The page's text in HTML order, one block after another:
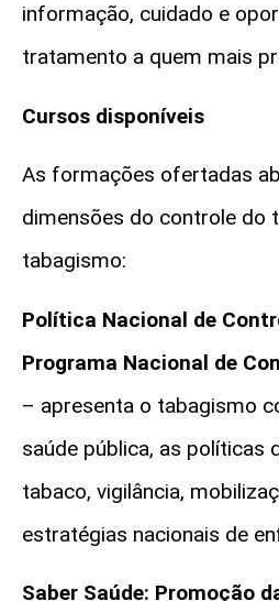
informação, cuidado e
tratamento a quem mais
Cursos disponíveis
As formações ofertadas
dimensões do controle do
tabagismo:
Política Nacional de
Programa Nacional de
– apresenta o tabagismo
saúde pública, as políticas
tabaco, vigilância,
estratégias nacionais de
Saber Saúde: Promoção